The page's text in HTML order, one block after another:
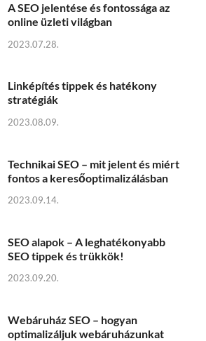
A SEO jelentése és fontossága az
online üzleti világban
2023.07.28.
Linképítés tippek és hatékony
stratégiák
2023.08.09.
Technikai SEO – mit jelent és miért
fontos a keresőoptimalizálásban
2023.09.14.
SEO alapok – A leghatékonyabb
SEO tippek és trükkök!
2023.09.20.
Webáruház SEO – hogyan
optimalizáljuk webáruházunkat